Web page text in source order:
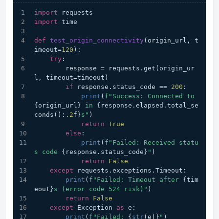
import requests
import time
def test_origin_connectivity ( origin_url, t
imeout=120 ):
try :
l, timeout=timeout)
if response.status_code == 200 :
print (
{origin_url} in {response.elapsed.total_se
conds(): .2f}s" )
return True
else :
print ( f"Failed: Received statu
s code {response.status_code} " )
return
False
except requests.exceptions.Timeout:
print ( f"Failed: Timeout after {tim
eout}s (error code 524 risk)" )
return
False
except Exception as e:
print ( f"Failed: { str(e)} " )